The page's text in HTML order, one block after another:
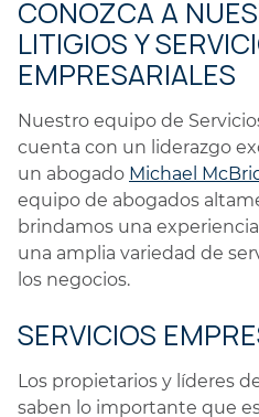
CONOZCA A
LITIGIOS Y
EMPRESARIALES
Nuestro equipo de
cuenta con un liderazgo
un abogado Michael
equipo de abogados
brindamos una
una amplia variedad de
los negocios.
SERVICIOS
Los propietarios y líderes
saben lo importante que